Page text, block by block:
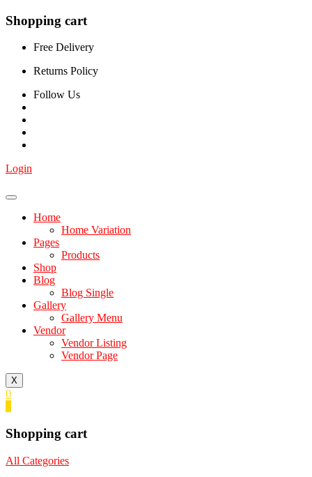
Shopping cart
Free Delivery
Returns Policy
Follow Us
Login
Home
Home Variation
Pages
Products
Shop
Blog
Blog Single
Gallery
Gallery Menu
Vendor
Vendor Listing
Vendor Page
X
0
Shopping cart
All Categories